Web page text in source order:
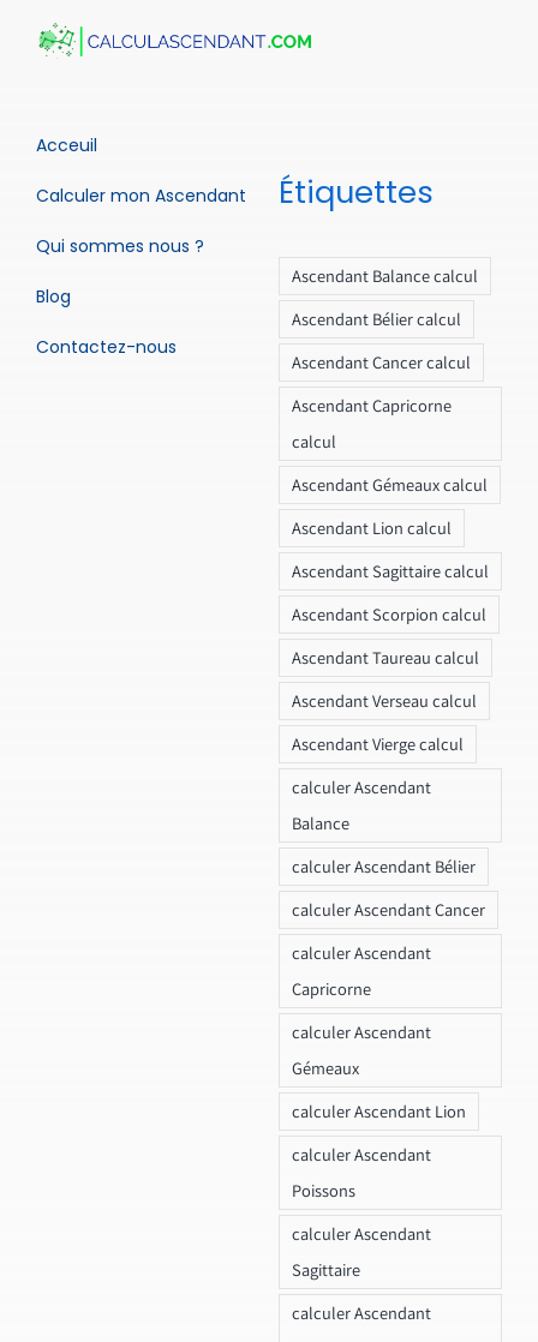
Acceuil
Calculer mon Ascendant
Qui sommes nous ?
Blog
Contactez-nous
Étiquettes
Ascendant Balance calcul
Ascendant Bélier calcul
Ascendant Cancer calcul
Ascendant Capricorne
calcul
Ascendant Gémeaux calcul
Ascendant Lion calcul
Ascendant Sagittaire calcul
Ascendant Scorpion calcul
Ascendant Taureau calcul
Ascendant Verseau calcul
Ascendant Vierge calcul
calculer Ascendant
Balance
calculer Ascendant Bélier
calculer Ascendant Cancer
calculer Ascendant
Capricorne
calculer Ascendant
Gémeaux
calculer Ascendant Lion
calculer Ascendant
Poissons
calculer Ascendant
Sagittaire
calculer Ascendant